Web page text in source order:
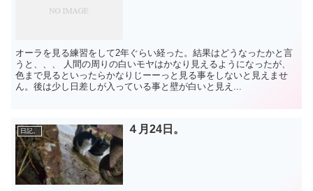
オーラを見る練習をして2年ぐらい経った。結果はどうなったかと言
うと、、、 人間の周りの白いモヤはかなり見えるようになったが、
色まで見るといったらかなりじーーっと見る事をしないと見えませ
ん。後は少し日差しが入っている事と壁が白いと見え...
日記。 ４月24日。